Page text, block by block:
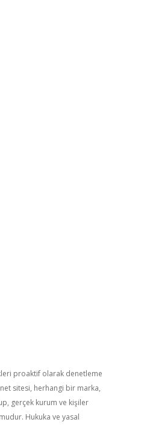
proaktif olarak denetleme
sitesi, herhangi bir marka,
gerçek kurum ve kişiler
Hukuka ve yasal